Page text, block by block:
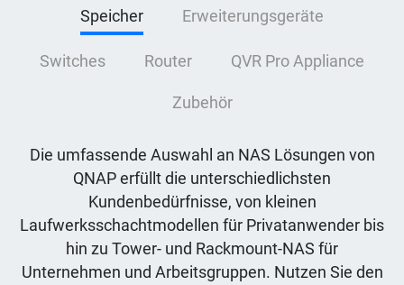
Speicher Erweiterungsgeräte
Switches Router QVR Pro Appliance
Zubehör
Die umfassende Auswahl an NAS Lösungen von
QNAP erfüllt die unterschiedlichsten
Kundenbedürfnisse, von kleinen
Laufwerksschachtmodellen für Privatanwender bis
hin zu Tower- und Rackmount-NAS für
Unternehmen und Arbeitsgruppen. Nutzen Sie den